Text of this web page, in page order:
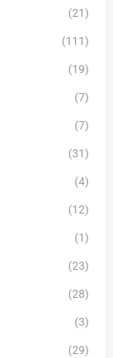
(21)
(111)
(19)
(7)
(7)
(31)
(4)
(12)
(1)
(23)
(28)
(3)
(29)